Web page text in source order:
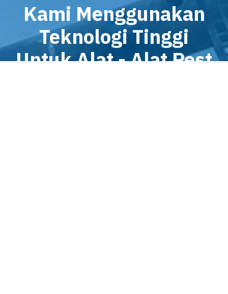
Kami Menggunakan
Teknologi Tinggi
Untuk Alat - Alat Pest